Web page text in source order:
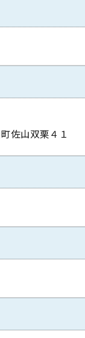
佐山双栗４１